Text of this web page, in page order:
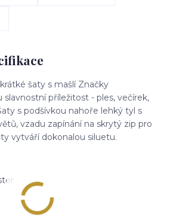
šaty s mašlí Značky
slavnostní příležitost - ples, večírek,
s podšívkou nahoře lehký tyl s
vzadu zapínání na skrytý zip pro
vytváří dokonalou siluetu.